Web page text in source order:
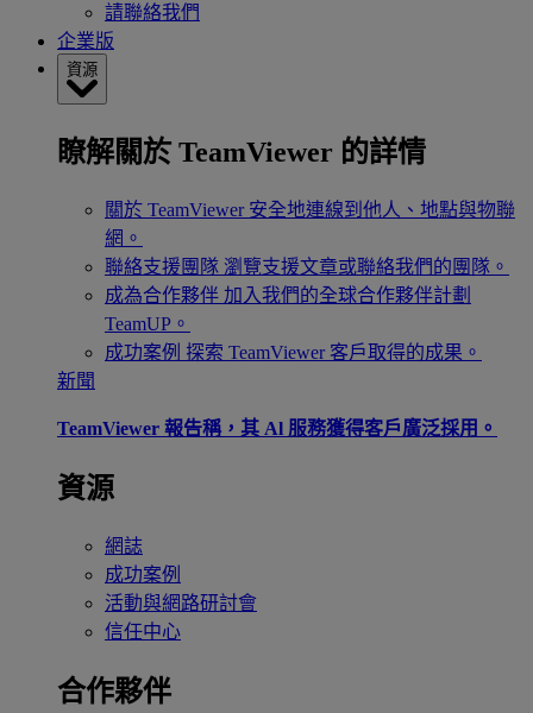
請聯絡我們
企業版
資源
瞭解關於 TeamViewer 的詳情
關於 TeamViewer 安全地連線到他人、地點與物聯
網。
聯絡支援團隊 瀏覽支援文章或聯絡我們的團隊。
成為合作夥伴 加入我們的全球合作夥伴計劃
TeamUP。
成功案例 探索 TeamViewer 客戶取得的成果。
新聞
TeamViewer 報告稱，其 Al 服務獲得客戶廣泛採用。
資源
網誌
成功案例
活動與網路研討會
信任中心
合作夥伴